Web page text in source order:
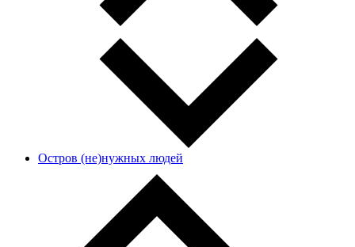
Остров (не)нужных людей